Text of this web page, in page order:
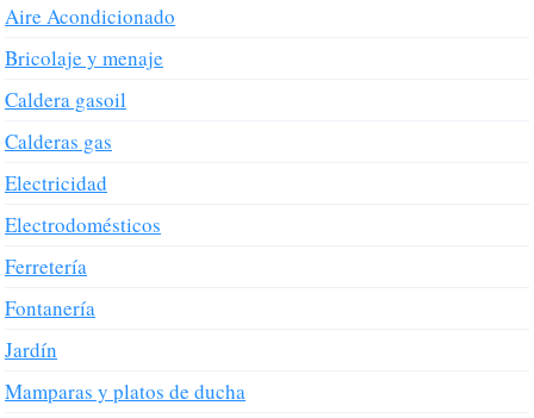
de
producto
Aire Acondicionado
Bricolaje y menaje
Caldera gasoil
Calderas gas
Electricidad
Electrodomésticos
Ferretería
Fontanería
Jardín
Mamparas y platos de ducha